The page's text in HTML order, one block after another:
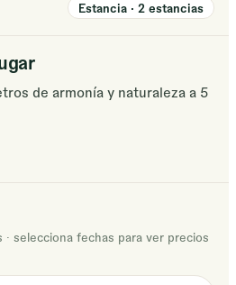
Estancia · 2 estancias
de armonía y naturaleza a 5
· selecciona fechas para ver precios